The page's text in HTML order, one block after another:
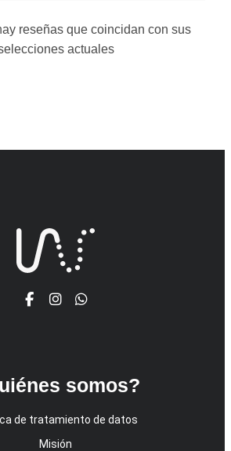
reseñas que coincidan con sus
actuales
somos?
de tratamiento de datos
Misión